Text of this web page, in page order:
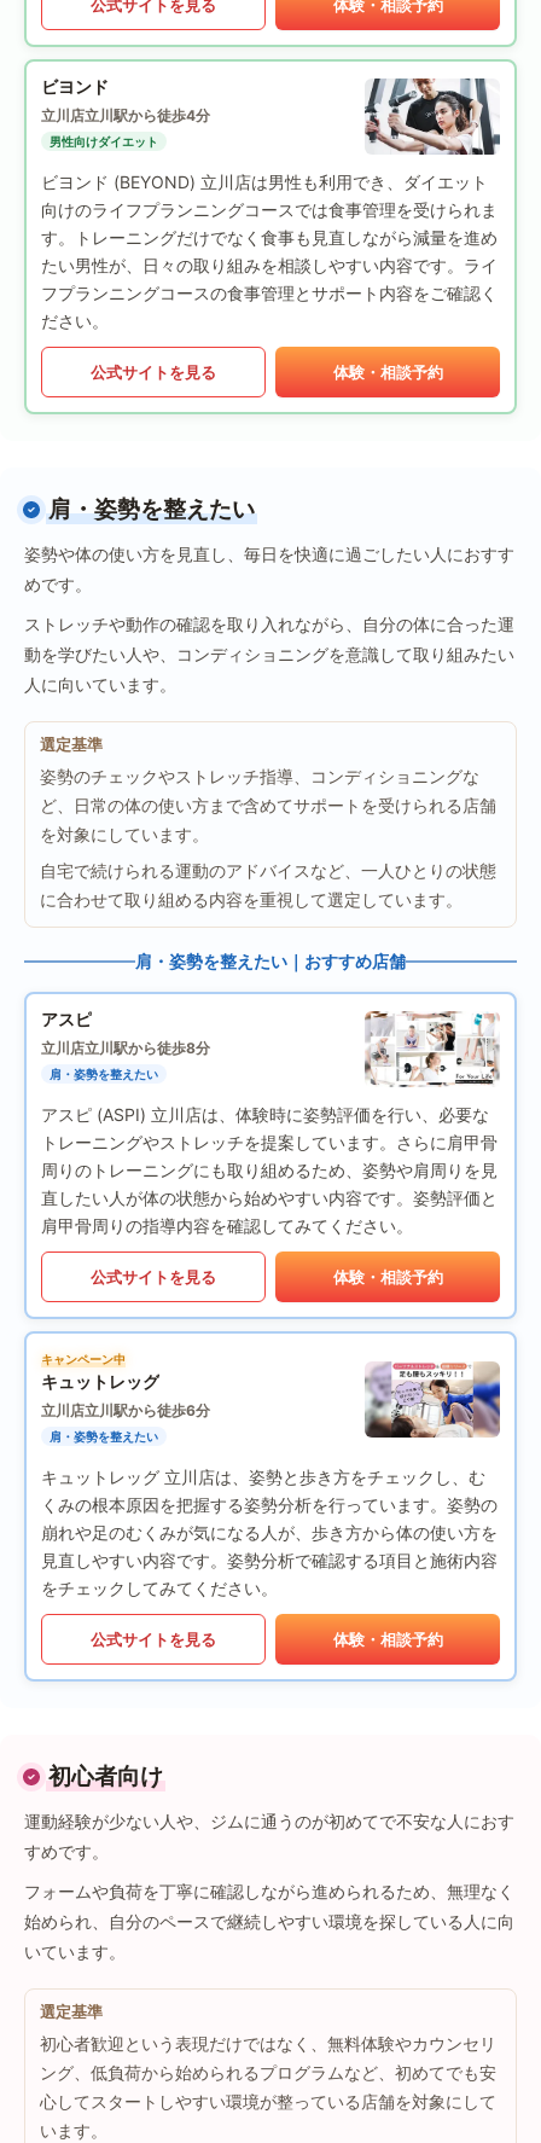
公式サイトを見る 体験・相談予約
ビヨンド
立川店立川駅から徒歩4分
男性向けダイエット
ビヨンド (BEYOND) 立川店は男性も利用でき、ダイエット
向けのライフプランニングコースでは食事管理を受けられま
す。トレーニングだけでなく食事も見直しながら減量を進め
たい男性が、日々の取り組みを相談しやすい内容です。ライ
フプランニングコースの食事管理とサポート内容をご確認く
ださい。
公式サイトを見る 体験・相談予約
肩・姿勢を整えたい
姿勢や体の使い方を見直し、毎日を快適に過ごしたい人におすす
めです。
ストレッチや動作の確認を取り入れながら、自分の体に合った運
動を学びたい人や、コンディショニングを意識して取り組みたい
人に向いています。
選定基準
姿勢のチェックやストレッチ指導、コンディショニングな
ど、日常の体の使い方まで含めてサポートを受けられる店舗
を対象にしています。
自宅で続けられる運動のアドバイスなど、一人ひとりの状態
に合わせて取り組める内容を重視して選定しています。
肩・姿勢を整えたい｜おすすめ店舗
アスピ
立川店立川駅から徒歩8分
肩・姿勢を整えたい
アスピ (ASPI) 立川店は、体験時に姿勢評価を行い、必要な
トレーニングやストレッチを提案しています。さらに肩甲骨
周りのトレーニングにも取り組めるため、姿勢や肩周りを見
直したい人が体の状態から始めやすい内容です。姿勢評価と
肩甲骨周りの指導内容を確認してみてください。
公式サイトを見る 体験・相談予約
キャンペーン中
キュットレッグ
立川店立川駅から徒歩6分
肩・姿勢を整えたい
キュットレッグ 立川店は、姿勢と歩き方をチェックし、む
くみの根本原因を把握する姿勢分析を行っています。姿勢の
崩れや足のむくみが気になる人が、歩き方から体の使い方を
見直しやすい内容です。姿勢分析で確認する項目と施術内容
をチェックしてみてください。
公式サイトを見る 体験・相談予約
初心者向け
運動経験が少ない人や、ジムに通うのが初めてで不安な人におす
すめです。
フォームや負荷を丁寧に確認しながら進められるため、無理なく
始められ、自分のペースで継続しやすい環境を探している人に向
いています。
選定基準
初心者歓迎という表現だけではなく、無料体験やカウンセリ
ング、低負荷から始められるプログラムなど、初めてでも安
心してスタートしやすい環境が整っている店舗を対象にして
います。